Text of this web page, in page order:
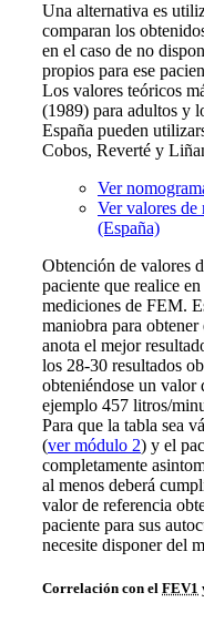
Una alternativa es
comparan los
en el caso de no
propios para ese
Los valores teóricos
(1989) para adultos y
España pueden
Cobos, Reverté y
Ver
Ver valores de
(España)
Obtención de valores
paciente que realice
mediciones de FEM.
maniobra para
anota el mejor
los 28-30 resultados
obteniéndose un valor
ejemplo 457 litros/
Para que la tabla sea
(ver módulo 2) y el
completamente
al menos deberá
valor de referencia
paciente para sus
necesite disponer del
Correlación con el FEV1